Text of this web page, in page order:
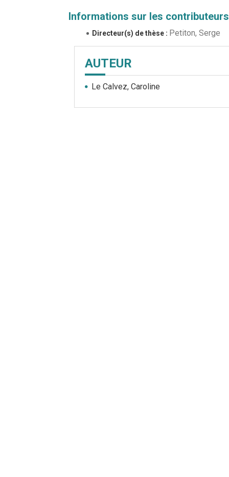
Informations sur les contributeurs
Directeur(s) de thèse : Petiton, Serge
AUTEUR
Le Calvez, Caroline